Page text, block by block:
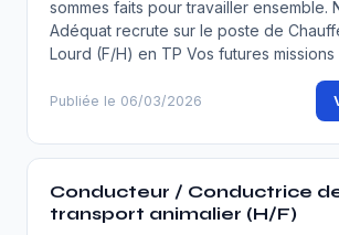
sommes faits pour travailler ensemble.
Adéquat recrute sur le poste de
Lourd (F/H) en TP Vos futures
Publiée le 06/03/2026
Conducteur / Conductrice
transport animalier (H/F)